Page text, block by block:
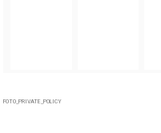
FOTO_PRIVATE_POLICY